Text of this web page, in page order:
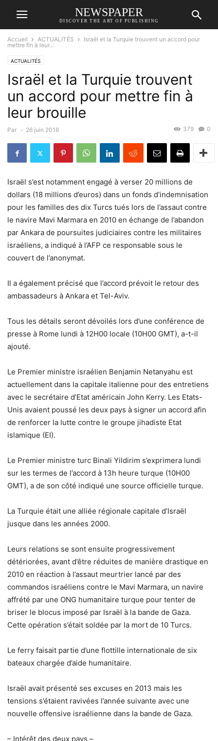
NEWSPAPER
DISCOVER THE ART OF PUBLISHING
Accueil ACTUALITÉS
Israël et la Turquie trouvent un accord pour
mettre fin à leur...
ACTUALITÉS
Israël et la Turquie trouvent
un accord pour mettre fin à
leur brouille
Par - 26 juin 2016 0
379
Israël s’est notamment engagé à verser 20 millions de
dollars (18 millions d’euros) dans un fonds d’indemnisation
pour les familles des dix Turcs tués lors de l’assaut contre
le navire Mavi Marmara en 2010 en échange de l’abandon
par Ankara de poursuites judiciaires contre les militaires
israéliens, a indiqué à l’AFP ce responsable sous le
couvert de l’anonymat.
Il a également précisé que l’accord prévoit le retour des
ambassadeurs à Ankara et Tel-Aviv.
Tous les détails seront dévoilés lors d’une conférence de
presse à Rome lundi à 12H00 locale (10H00 GMT), a-t-il
ajouté.
Le Premier ministre israélien Benjamin Netanyahu est
actuellement dans la capitale italienne pour des entretiens
avec le secrétaire d’Etat américain John Kerry. Les Etats-
Unis avaient poussé les deux pays à signer un accord afin
de renforcer la lutte contre le groupe jihadiste Etat
islamique (EI).
Le Premier ministre turc Binali Yildirim s’exprimera lundi
sur les termes de l’accord à 13h heure turque (10H00
GMT), a de son côté indiqué une source officielle turque.
La Turquie était une alliée régionale capitale d’Israël
jusque dans les années 2000.
Leurs relations se sont ensuite progressivement
détériorées, avant d’être réduites de manière drastique en
2010 en réaction à l’assaut meurtrier lancé par des
commandos israéliens contre le Mavi Marmara, un navire
affrété par une ONG humanitaire turque pour tenter de
briser le blocus imposé par Israël à la bande de Gaza.
Cette opération s’était soldée par la mort de 10 Turcs.
Le ferry faisait partie d’une flottille internationale de six
bateaux chargée d’aide humanitaire.
Israël avait présenté ses excuses en 2013 mais les
tensions s’étaient ravivées l’année suivante avec une
nouvelle offensive israélienne dans la bande de Gaza.
– Intérêt des deux pays –